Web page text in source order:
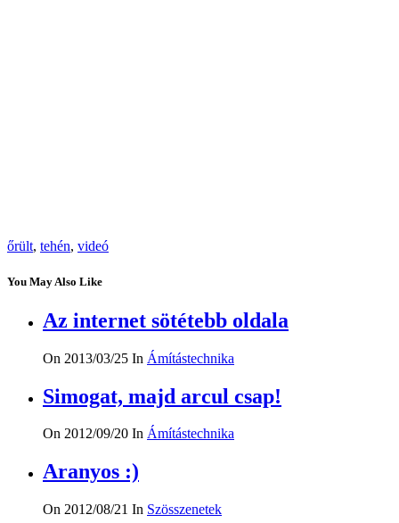
őrült, tehén, videó
You May Also Like
Az internet sötétebb oldala
On 2013/03/25 In Ámítástechnika
Simogat, majd arcul csap!
On 2012/09/20 In Ámítástechnika
Aranyos :)
On 2012/08/21 In Szösszenetek